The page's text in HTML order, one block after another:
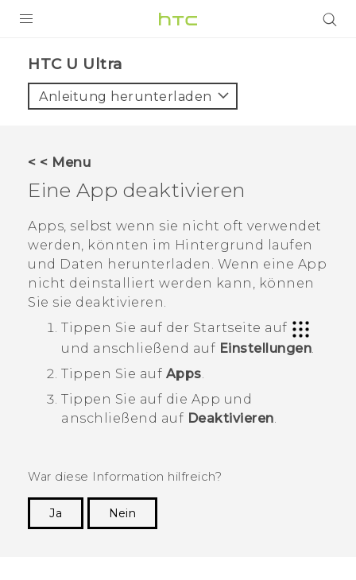
VIVE
UNTERSTÜTZUNG
HTC-Geräte und Zubehör
Anmelden
HTC U Ultra‎
Anleitung herunterladen
< < Menu
Eine App deaktivieren
Apps, selbst wenn sie nicht oft verwendet
werden, könnten im Hintergrund laufen
und Daten herunterladen. Wenn eine App
nicht deinstalliert werden kann, können
Sie sie deaktivieren.
Tippen Sie auf der Startseite auf
und anschließend auf Einstellungen
Tippen Sie auf Apps
Tippen Sie auf die App und
anschließend auf Deaktivieren
War diese Information hilfreich?
Ja
Nein